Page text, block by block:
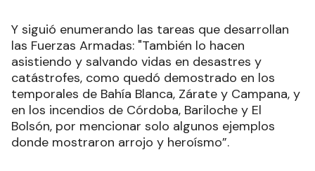
Y siguió enumerando las tareas que desarrollan
las Fuerzas Armadas: "También lo hacen
asistiendo y salvando vidas en desastres y
catástrofes, como quedó demostrado en los
temporales de Bahía Blanca, Zárate y Campana, y
en los incendios de Córdoba, Bariloche y El
Bolsón, por mencionar solo algunos ejemplos
donde mostraron arrojo y heroísmo”.